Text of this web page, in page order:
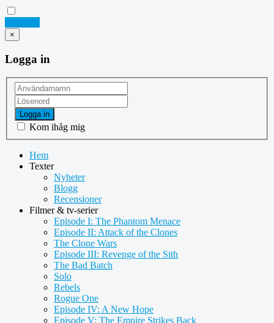
×
Logga in
Logga in
Kom ihåg mig
Hem
Texter
Nyheter
Blogg
Recensioner
Filmer & tv-serier
Episode I: The Phantom Menace
Episode II: Attack of the Clones
The Clone Wars
Episode III: Revenge of the Sith
The Bad Batch
Solo
Rebels
Rogue One
Episode IV: A New Hope
Episode V: The Empire Strikes Back